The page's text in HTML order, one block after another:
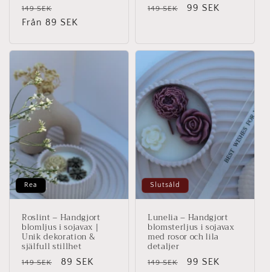
Ordinarie
pris
149 SEK
Från 89 SEK
Ordinarie
149 SEK Försäljningspris
99 SEK
Rea
Roslint – Handgjort
blomljus i sojavax |
Unik dekoration &
själfull stillhet
Ordinarie
149 SEK Försäljningspris
89 SEK
Slutsåld
Lunelia – Handgjort
blomsterljus i sojavax
med rosor och lila
detaljer
Ordinarie
149 SEK Försäljningspris
99 SEK